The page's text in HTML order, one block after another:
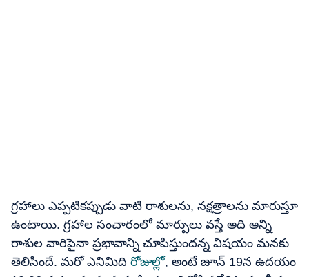
గ్రహాలు ఎప్పటికప్పుడు వాటి రాశులను, నక్షత్రాలను మారుస్తూ
ఉంటాయి. గ్రహాల సంచారంలో మార్పులు వస్తే అది అన్ని
రాశుల వారిపైనా ప్రభావాన్ని చూపిస్తుందన్న విషయం మనకు
తెలిసిందే. మరో ఎనిమిది రోజుల్లో, అంటే జూన్ 19న ఉదయం